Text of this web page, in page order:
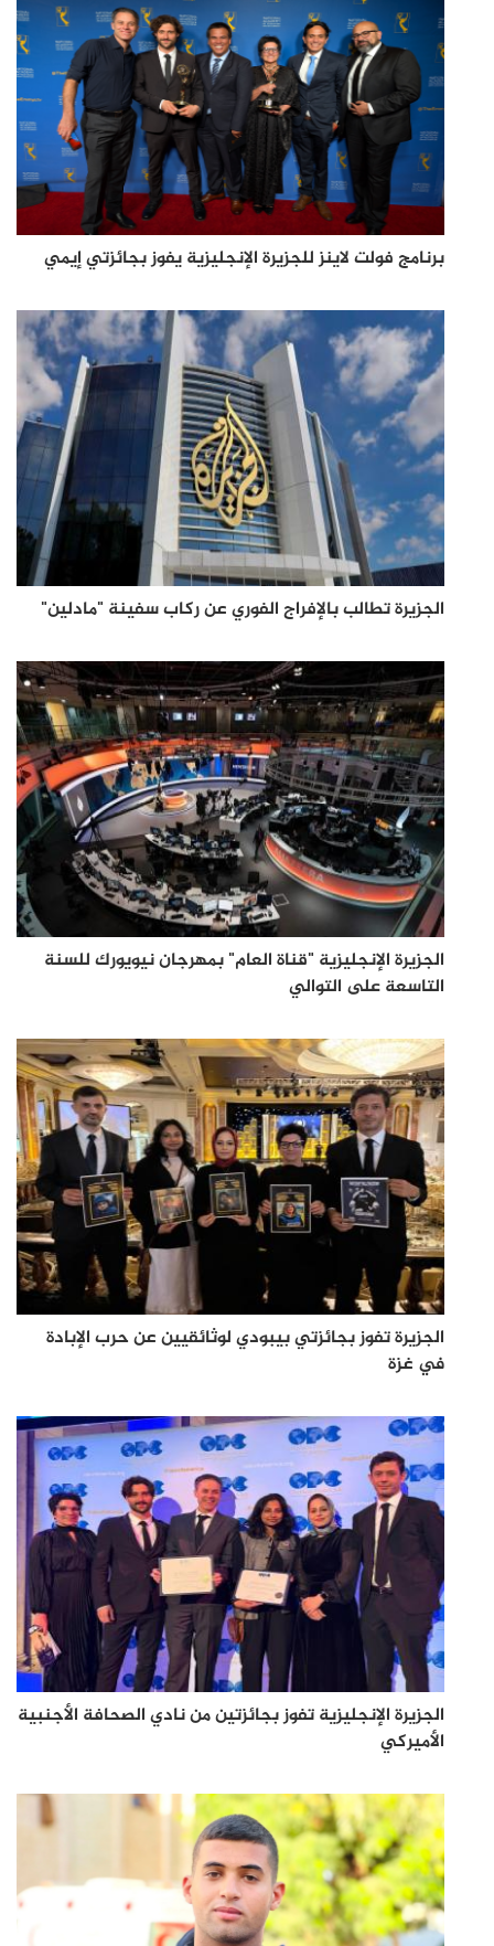
برنامج فولت لاينز للجزيرة الإنجليزية يفوز بجائزتي إيمي
الجزيرة تطالب بالإفراج الفوري عن ركاب سفينة "مادلين"
الجزيرة الإنجليزية "قناة العام" بمهرجان نيويورك للسنة
التاسعة على التوالي
الجزيرة تفوز بجائزتي بيبودي لوثائقيين عن حرب الإبادة
في غزة
الجزيرة الإنجليزية تفوز بجائزتين من نادي الصحافة الأجنبية
الأميركي